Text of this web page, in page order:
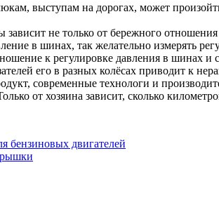
выступам на дорогах, может
не только от бережного
в шинах, так желательно измерять
к регулировке давления в шинах
его в разных колёсах приводит к
современные технологи и
от хозяина зависит, сколько
бензиновых двигателей